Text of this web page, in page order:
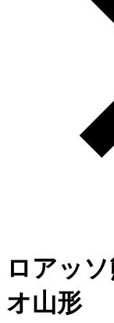
ロアッ
オ山形